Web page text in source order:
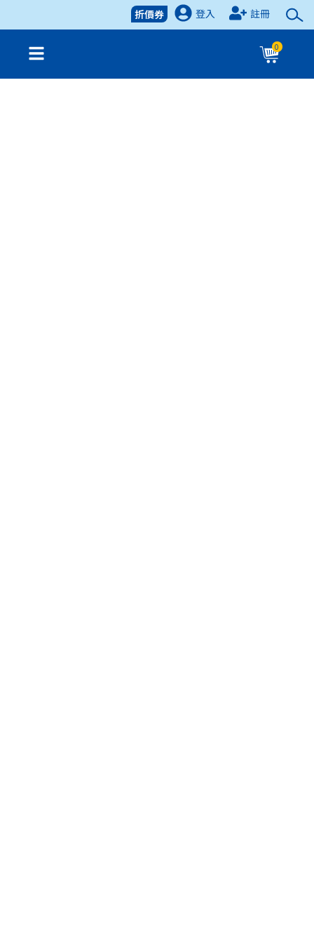
折價券
登入
註冊
0